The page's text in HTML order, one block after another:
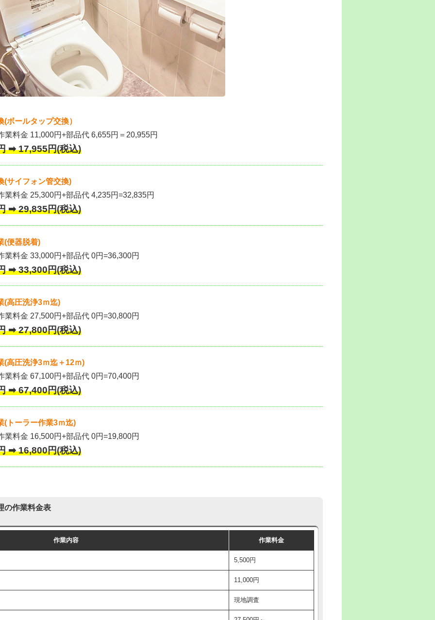
ボールタップ交換）
業料金 11,000円+部品代 6,655円＝20,955円
➡ 17,955円(税込)
(サイフォン管交換)
業料金 25,300円+部品代 4,235円=32,835円
➡ 29,835円(税込)
(便器脱着)
業料金 33,000円+部品代 0円=36,300円
➡ 33,300円(税込)
(高圧洗浄3ｍ迄)
業料金 27,500円+部品代 0円=30,800円
➡ 27,800円(税込)
(高圧洗浄3ｍ迄＋12ｍ)
業料金 67,100円+部品代 0円=70,400円
➡ 67,400円(税込)
(トーラー作業3ｍ迄)
業料金 16,500円+部品代 0円=19,800円
➡ 16,800円(税込)
の作業料金表
作業内容 作業料金
5,500円
11,000円
現地調査